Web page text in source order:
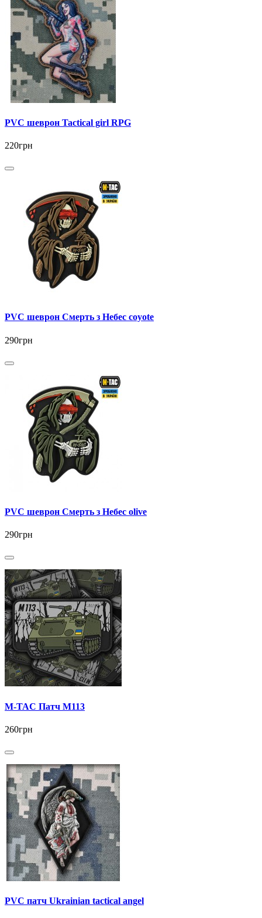
PVC шеврон Tactical girl RPG
220грн
PVC шеврон Смерть з Небес coyote
290грн
PVC шеврон Смерть з Небес olive
290грн
M-TAC Патч M113
260грн
PVC патч Ukrainian tactical angel